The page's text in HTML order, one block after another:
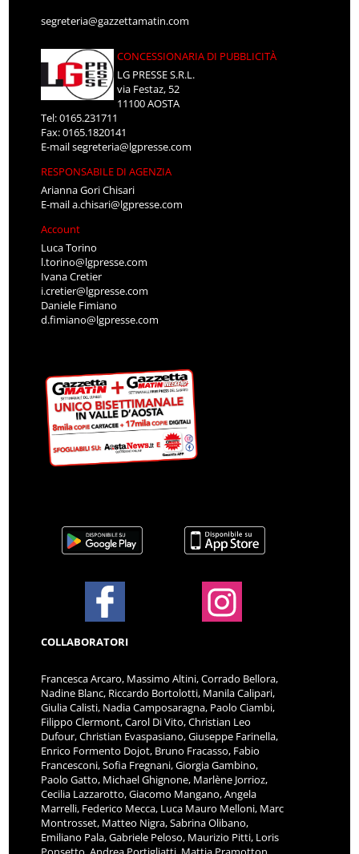
segreteria@gazzettamatin.com
CONCESSIONARIA DI PUBBLICITÀ
LG PRESSE S.R.L.
via Festaz, 52
11100 AOSTA
Tel: 0165.231711
Fax: 0165.1820141
E-mailsegreteria@lgpresse.com
RESPONSABILE DI AGENZIA
Arianna Gori Chisari
E-maila.chisari@lgpresse.com
Account
Luca Torino
l.torino@lgpresse.com
Ivana Cretier
i.cretier@lgpresse.com
Daniele Fimiano
d.fimiano@lgpresse.com
COLLABORATORI
Francesca Arcaro, Massimo Altini, Corrado Bellora,
Nadine Blanc, Riccardo Bortolotti, Manila Calipari,
Giulia Calisti, Nadia Camposaragna, Paolo Ciambi,
Filippo Clermont, Carol Di Vito, Christian Leo
Dufour, Christian Evaspasiano, Giuseppe Farinella,
Enrico Formento Dojot, Bruno Fracasso, Fabio
Francesconi, Sofia Fregnani, Giorgia Gambino,
Paolo Gatto, Michael Ghignone, Marlène Jorrioz,
Cecilia Lazzarotto, Giacomo Mangano, Angela
Marrelli, Federico Mecca, Luca Mauro Melloni, Marc
Montrosset, Matteo Nigra, Sabrina Olibano,
Emiliano Pala, Gabriele Peloso, Maurizio Pitti, Loris